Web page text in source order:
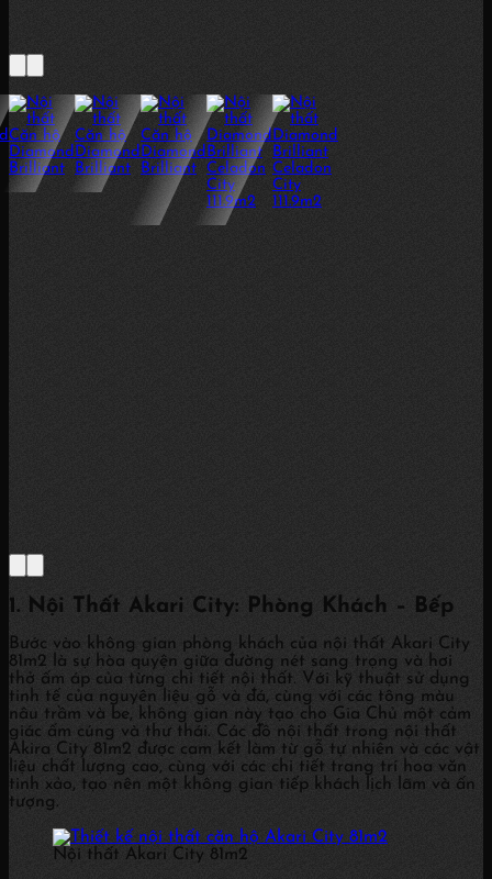
1. Nội Thất Akari City: Phòng Khách – Bếp
Bước vào không gian phòng khách của nội thất Akari City
81m2 là sự hòa quyện giữa đường nét sang trọng và hơi
thở ấm áp của từng chi tiết nội thất. Với kỹ thuật sử dụng
tinh tế của nguyên liệu gỗ và đá, cùng với các tông màu
nâu trầm và be, không gian này tạo cho Gia Chủ một cảm
giác ấm cúng và thư thái. Các đồ nội thất trong nội thất
Akira City 81m2 được cam kết làm từ gỗ tự nhiên và các vật
liệu chất lượng cao, cùng với các chi tiết trang trí hoa văn
tinh xảo, tạo nên một không gian tiếp khách lịch lãm và ấn
tượng.
Nội thất Akari City 81m2